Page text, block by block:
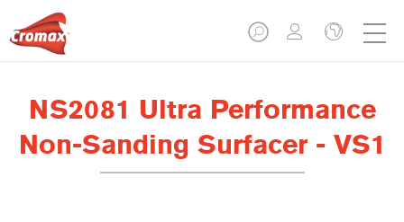
NS2081 Ultra Performance
Non-Sanding Surfacer - VS1